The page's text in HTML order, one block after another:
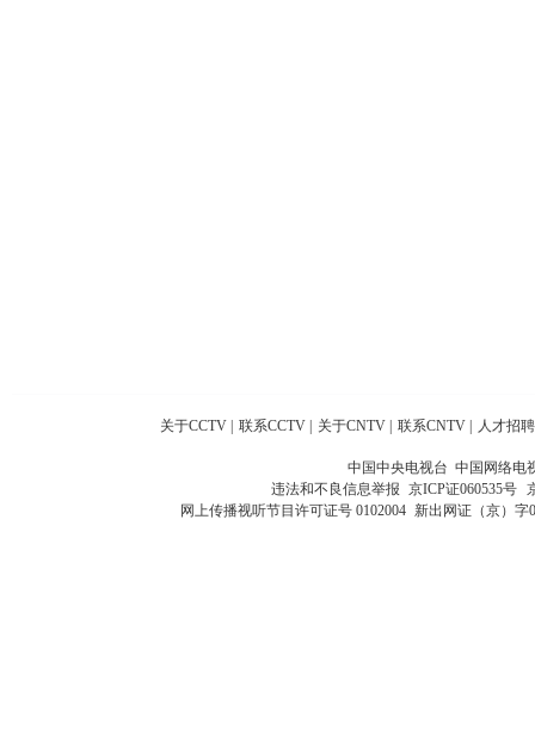
关于CCTV 联系CCTV 关于CNTV 联系CNTV 人才招聘
中国中央电视台 中国网络电
违法和不良信息举报 京ICP证060535号
网上传播视听节目许可证号 0102004 新出网证（京）